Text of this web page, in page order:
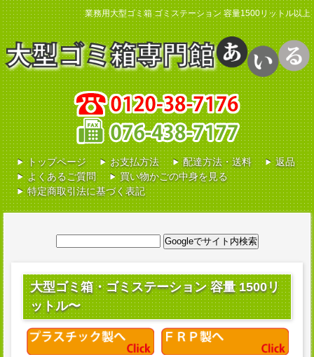
業務用大型ゴミ箱 ゴミステーション 容量1500リットル以上
0120-38-7176
トップページ お支払方法 配達方法・送料
返品
よくあるご質問
買い物かごの中身を見る
特定商取引法に基づく表記
大型ゴミ箱・ゴミステーション 容量 1500リ
ットル〜